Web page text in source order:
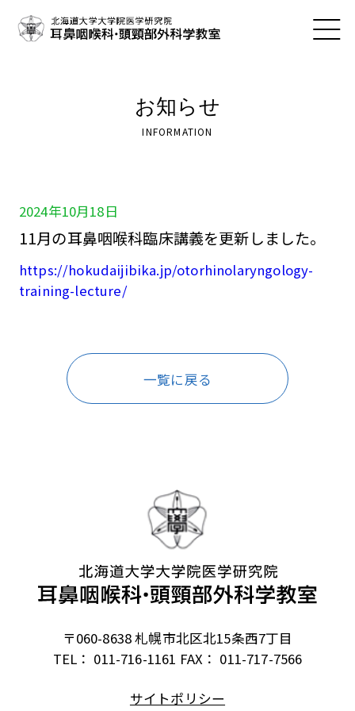
お知らせ
INFORMATION
2024年10月18日
11月の耳鼻咽喉科臨床講義を更新しました。
https://hokudaijibika.jp/otorhinolaryngology-
training-lecture/
一覧に戻る
〒060-8638 札幌市北区北15条西7丁目
TEL： 011-716-1161 FAX： 011-717-7566
サイトポリシー